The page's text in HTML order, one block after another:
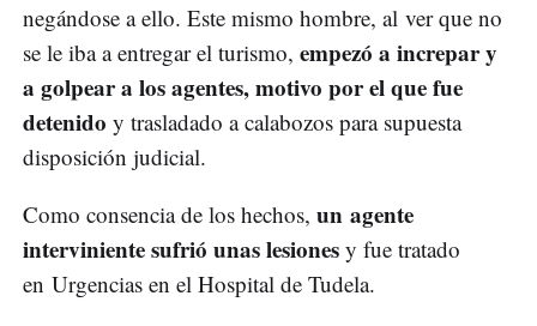
negándose a ello. Este mismo hombre, al ver que no
se le iba a entregar el turismo, empezó a increpar y
a golpear a los agentes, motivo por el que fue
detenido y trasladado a calabozos para supuesta
disposición judicial.
Como consencia de los hechos, un agente
interviniente sufrió unas lesiones y fue tratado
en Urgencias en el Hospital de Tudela.